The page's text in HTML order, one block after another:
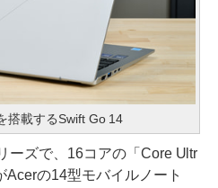
搭載するSwift Go 14
ズで、16コアの「Core Ultr
の14型モバイルノート